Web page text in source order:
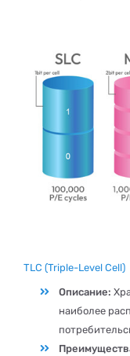
TLC (Triple-Level Cell)
Описание:
наиболее